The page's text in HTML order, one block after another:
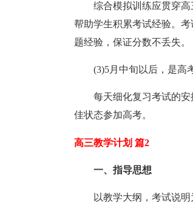
综合模拟训练应贯穿
帮助学生积累考试经验。
题经验，保证分数不丢失。
(3)5月中旬以后，是高
每天细化复习考试的
佳状态参加高考。
高三教学计划 篇2
一、指导思想
以教学大纲，考试说